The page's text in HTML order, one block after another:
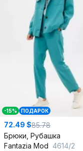
-15% ПОДАРОК
72.49 $85.78
Брюки, Рубашка
Fantazia Mod 4614/2